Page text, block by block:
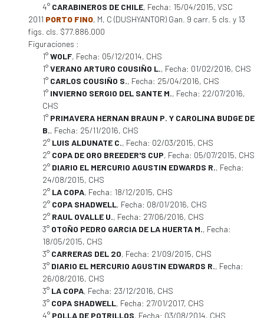
4° CARABINEROS DE CHILE, Fecha: 15/04/2015, VSC
2011 PORTO FINO, M, C (DUSHYANTOR) Gan. 9 carr. 5 cls. y 13
figs. cls. $77.886.000
Figuraciones :
1°WOLF, Fecha: 05/12/2014, CHS
1°VERANO ARTURO COUSIÑO L., Fecha: 01/02/2016, CHS
1° CARLOS COUSIÑO S., Fecha: 25/04/2016, CHS
1° INVIERNO SERGIO DEL SANTE M., Fecha: 22/07/2016,
CHS
1° PRIMAVERA HERNAN BRAUN P. Y CAROLINA BUDGE DE
B., Fecha: 25/11/2016, CHS
2° LUIS ALDUNATE C., Fecha: 02/03/2015, CHS
2° COPA DE ORO BREEDER'S CUP, Fecha: 05/07/2015, CHS
2° DIARIO EL MERCURIO AGUSTIN EDWARDS R., Fecha:
24/08/2015, CHS
2° LA COPA, Fecha: 18/12/2015, CHS
2° COPA SHADWELL, Fecha: 08/01/2016, CHS
2° RAUL OVALLE U., Fecha: 27/06/2016, CHS
3° OTOÑO PEDRO GARCIA DE LA HUERTA M., Fecha:
18/05/2015, CHS
3° CARRERAS DEL 20, Fecha: 21/09/2015, CHS
3° DIARIO EL MERCURIO AGUSTIN EDWARDS R., Fecha:
26/08/2016, CHS
3° LA COPA, Fecha: 23/12/2016, CHS
3° COPA SHADWELL, Fecha: 27/01/2017, CHS
4° POLLA DE POTRILLOS, Fecha: 03/08/2014, CHS